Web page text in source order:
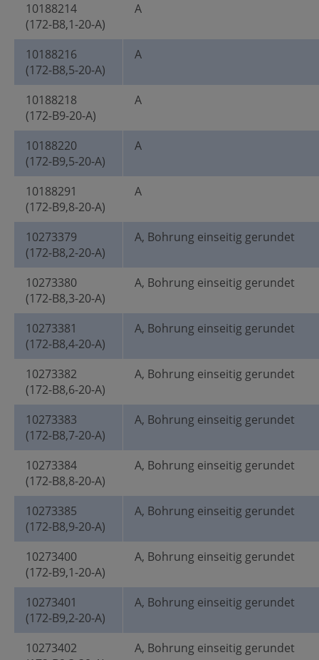
10188214
(172-B8,1-20-A)
A
10188216
(172-B8,5-20-A)
A
10188218
(172-B9-20-A)
A
10188220
(172-B9,5-20-A)
A
10188291
(172-B9,8-20-A)
A
10273379
(172-B8,2-20-A)
A, Bohrung einseitig gerundet
10273380
(172-B8,3-20-A)
A, Bohrung einseitig gerundet
10273381
(172-B8,4-20-A)
A, Bohrung einseitig gerundet
10273382
(172-B8,6-20-A)
A, Bohrung einseitig gerundet
10273383
(172-B8,7-20-A)
A, Bohrung einseitig gerundet
10273384
(172-B8,8-20-A)
A, Bohrung einseitig gerundet
10273385
(172-B8,9-20-A)
A, Bohrung einseitig gerundet
10273400
(172-B9,1-20-A)
A, Bohrung einseitig gerundet
10273401
(172-B9,2-20-A)
A, Bohrung einseitig gerundet
10273402
A, Bohrung einseitig gerundet